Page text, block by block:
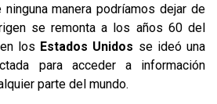
manera podríamos dejar de
se remonta a los años 60 del
los Estados Unidos se ideó una
para acceder a información
parte del mundo.